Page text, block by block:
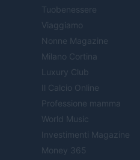
Tuobenessere
Viaggiamo
Nonne Magazine
Milano Cortina
Luxury Club
Il Calcio Online
Professione mamma
World Music
Investimenti Magazine
Money 365